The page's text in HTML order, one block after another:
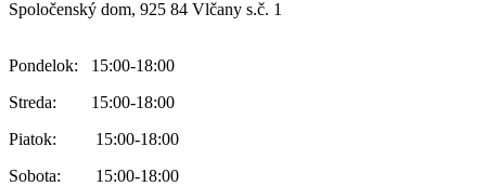
Spoločenský dom, 925 84 Vlčany s.č. 1
Pondelok: 15:00-18:00
Streda: 15:00-18:00
Piatok: 15:00-18:00
Sobota: 15:00-18:00